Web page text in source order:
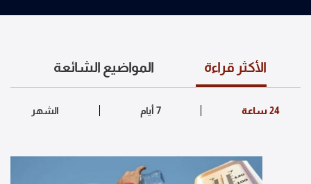
الأكثر قراءة المواضيع الشائعة